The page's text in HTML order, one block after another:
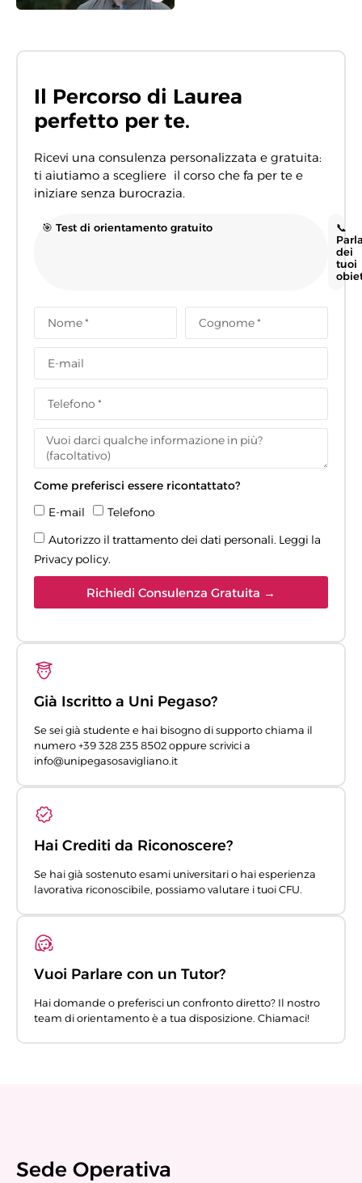
Il Percorso di Laurea
perfetto per te.
Ricevi una consulenza personalizzata e gratuita:
ti aiutiamo a scegliere il corso che fa per te e
iniziare senza burocrazia.
🎯 Test di orientamento gratuito
📞
dei
tuoi
Come preferisci essere ricontattato?
E-mail
Telefono
Autorizzo il trattamento dei dati personali. Leggi la
Privacy policy.
Richiedi Consulenza Gratuita →
Già Iscritto a Uni Pegaso?
Se sei già studente e hai bisogno di supporto chiama il
numero +39 328 235 8502 oppure scrivici a
info@unipegasosavigliano.it
Hai Crediti da Riconoscere?
Se hai già sostenuto esami universitari o hai esperienza
lavorativa riconoscibile, possiamo valutare i tuoi CFU.
Vuoi Parlare con un Tutor?
Hai domande o preferisci un confronto diretto? Il nostro
team di orientamento è a tua disposizione. Chiamaci!
Sede Operativa